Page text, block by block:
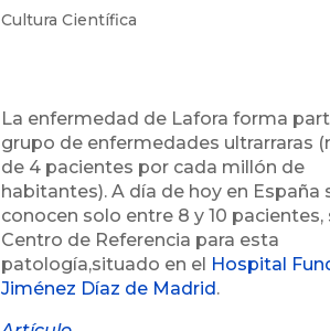
Cultura Científica
La enfermedad de Lafora forma
grupo de enfermedades ultrarraras
de 4 pacientes por cada millón de
habitantes). A día de hoy en España
conocen solo entre 8 y 10 pacientes,
Centro de Referencia para esta
patología,situado en el Hospital
Jiménez Díaz de Madrid .